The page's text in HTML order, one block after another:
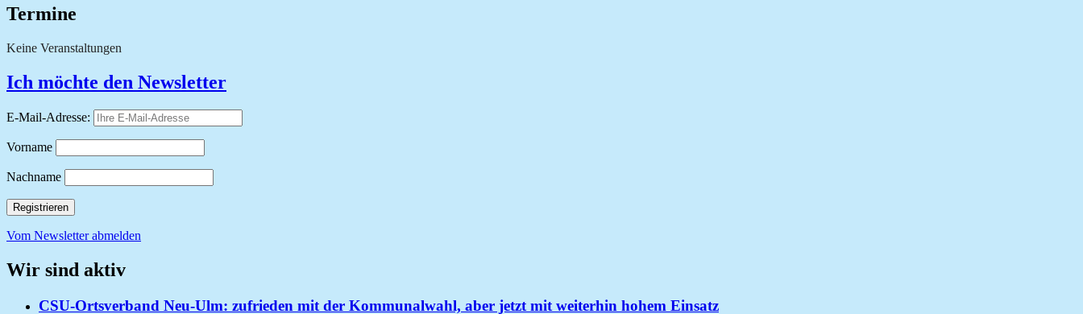
Beiträge
Termine
Keine Veranstaltungen
Ich möchte den Newsletter
E-Mail-Adresse:
Vorname
Nachname
Vom Newsletter abmelden
Wir sind aktiv
CSU-Ortsverband Neu-Ulm: zufrieden mit der Kommunalwahl, aber jetzt mit weiterhin hohem Einsatz